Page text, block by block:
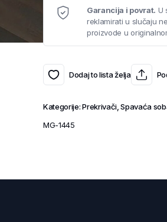
Garancija i povrat. U
reklamirati u slučaju
proizvode u
Dodaj to lista želja
Kategorije:Prekrivači,Spavaća
MG-1445